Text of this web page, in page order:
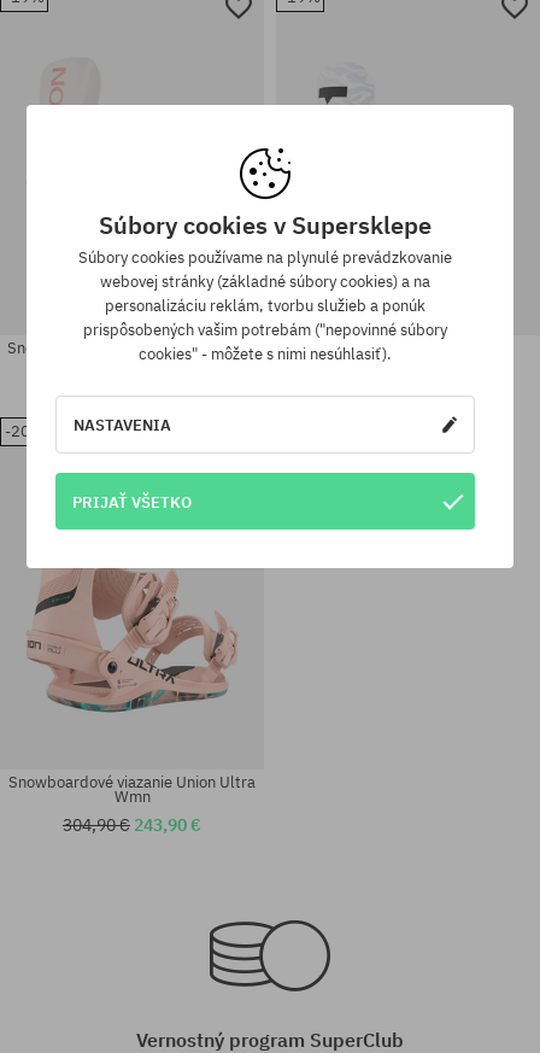
Dostupné veľkosti:
Dostupné veľkosti:
Dostupné veľkosti:
Snowboardové viazanie Union Juliet
Wmn
204,90 €164,90 €
Snowboardové viazanie Union
Legacy Wmn
257,90 €206,90 €
-20%
Snowboardové viazanie Union Ultra
Wmn
304,90 € 243,90 €
Vernostný program SuperClub
Súbory cookies v Supersklepe
Súbory cookies používame na plynulé prevádzkovanie
webovej stránky (základné súbory cookies) a na
personalizáciu reklám, tvorbu služieb a ponúk
prispôsobených vašim potrebám ("nepovinné súbory
cookies" - môžete s nimi nesúhlasiť).
NASTAVENIA
PRIJAŤ VŠETKO